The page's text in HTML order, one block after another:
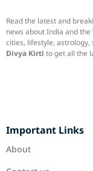
Read the latest and
news about India and
cities, lifestyle,
Divya Kirti to get all the
Important Links
About